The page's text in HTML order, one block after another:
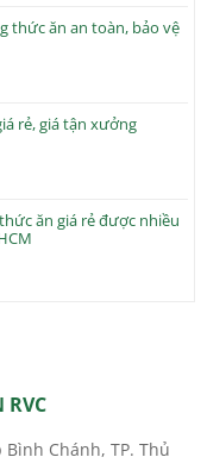
thức ăn an toàn, bảo vệ
rẻ, giá tận xưởng
ăn giá rẻ được nhiều
RVC
Chánh, TP. Thủ